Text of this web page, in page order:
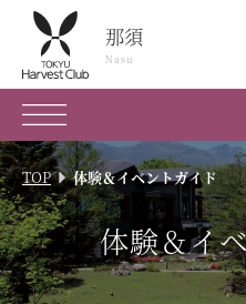
那須
Nasu
那須
Nasu
0287-76-1900
栃木県那須郡那須町大字高久丙
会員権のご案内
TOP 体験＆イ
TOP 体験＆イベントガイド